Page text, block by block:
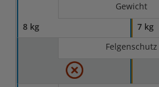
Gewicht
8 kg
7 kg
Felgenschutz